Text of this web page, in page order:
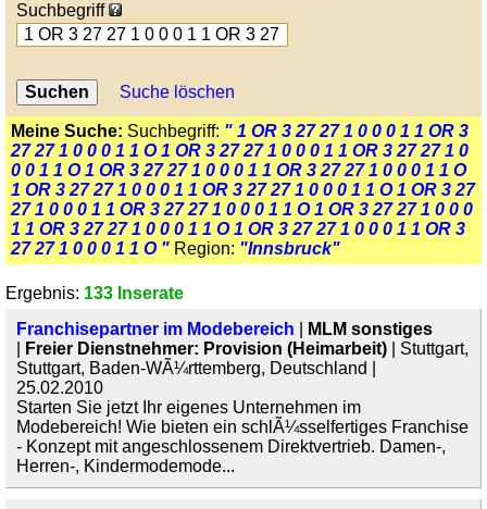
Suchbegriff
Suche löschen
Meine Suche: Suchbegriff: " 1 OR 3 27 27 1 0 0 0 1 1 OR 3
27 27 1 0 0 0 1 1 O 1 OR 3 27 27 1 0 0 0 1 1 OR 3 27 27 1 0
0 0 1 1 O 1 OR 3 27 27 1 0 0 0 1 1 OR 3 27 27 1 0 0 0 1 1 O
1 OR 3 27 27 1 0 0 0 1 1 OR 3 27 27 1 0 0 0 1 1 O 1 OR 3 27
27 1 0 0 0 1 1 OR 3 27 27 1 0 0 0 1 1 O 1 OR 3 27 27 1 0 0 0
1 1 OR 3 27 27 1 0 0 0 1 1 O 1 OR 3 27 27 1 0 0 0 1 1 OR 3
27 27 1 0 0 0 1 1 O " Region: "Innsbruck"
Ergebnis: 133 Inserate
Franchisepartner im Modebereich
MLM sonstiges
Freier Dienstnehmer: Provision (Heimarbeit) | Stuttgart,
Stuttgart, Baden-WÃ¼rttemberg, Deutschland |
25.02.2010
Starten Sie jetzt Ihr eigenes Unternehmen im
Modebereich! Wie bieten ein schlÃ¼sselfertiges Franchise
- Konzept mit angeschlossenem Direktvertrieb. Damen-,
Herren-, Kindermodemode...